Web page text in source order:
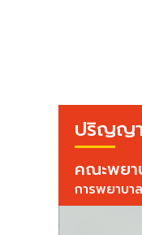
ปริญญ
คณะพยา
การพยาบาล